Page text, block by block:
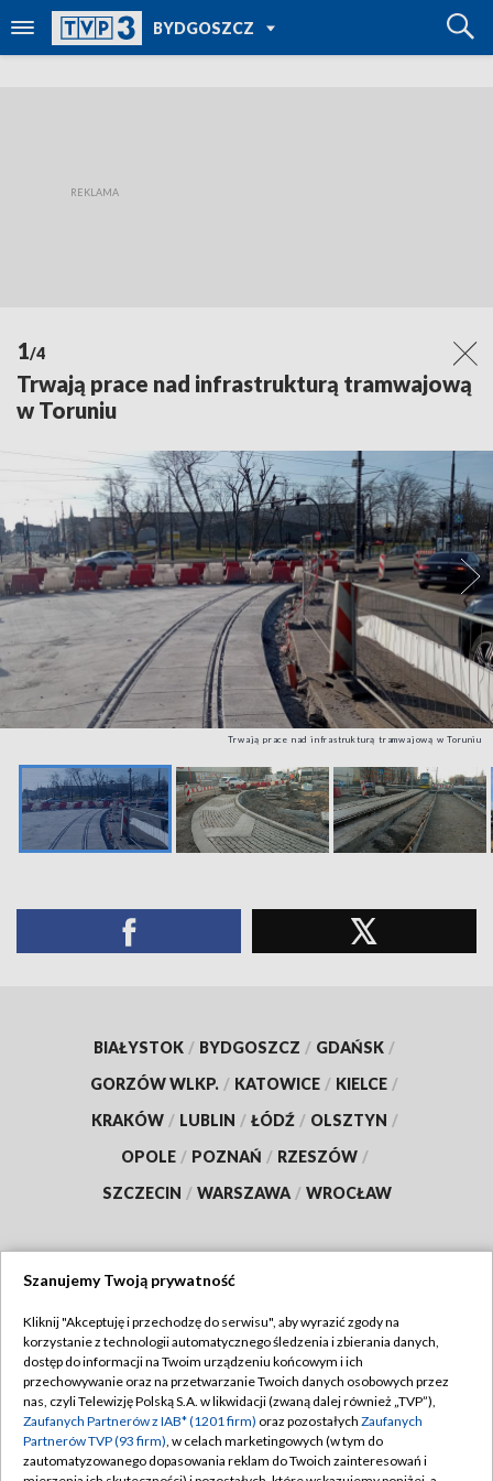
BYDGOSZCZ
TVP REGIONY
1/4
Trwają prace nad infrastrukturą tramwajową
w Toruniu
Trwają prace nad infrastrukturą tramwajową w Toruniu
BIAŁYSTOK / BYDGOSZCZ / GDAŃSK /
GORZÓW WLKP. / KATOWICE / KIELCE /
KRAKÓW / LUBLIN / ŁÓDŹ / OLSZTYN /
OPOLE / POZNAŃ / RZESZÓW /
SZCZECIN / WARSZAWA / WROCŁAW
TVP
Abonament TVP
Emisja w TVP
Centrum informacji TVP
Regulamin TVP
Polityka prywatności
Moje zgody
Szanujemy Twoją prywatność
Kliknij "Akceptuję i przechodzę do serwisu", aby wyrazić zgody na
korzystanie z technologii automatycznego śledzenia i zbierania danych,
dostęp do informacji na Twoim urządzeniu końcowym i ich
przechowywanie oraz na przetwarzanie Twoich danych osobowych przez
nas, czyli Telewizję Polską S.A. w likwidacji (zwaną dalej również „TVP”),
Zaufanych Partnerów z IAB* (1201 firm) oraz pozostałych Zaufanych
Partnerów TVP (93 firm), w celach marketingowych (w tym do
zautomatyzowanego dopasowania reklam do Twoich zainteresowań i